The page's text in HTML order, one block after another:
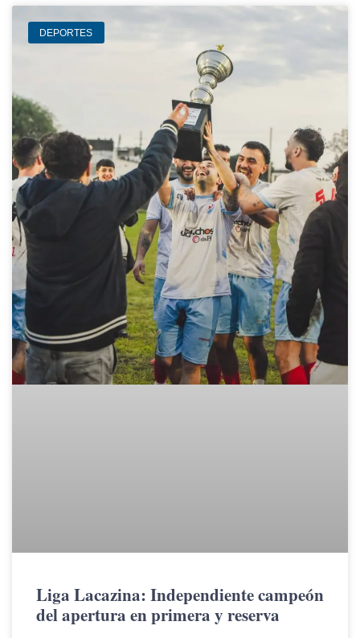
DEPORTES
Liga Lacazina: Independiente campeón
del apertura en primera y reserva